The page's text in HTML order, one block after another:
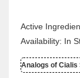
Active
Availability: In
Analogs of Cialis
Super Active,